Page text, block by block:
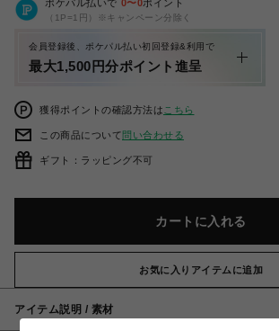
ポケパル払いで 0〜0ポイント
（1P=1円）※キャンペーン分除く
会員登録後、ポケパル払い初回登録&利用で
最大1,500円分ポイント進呈
獲得ポイントの確認方法は こちら
この商品について問い合わせる
ギフト：ラッピング不可
カートに入れる
お気に入りアイテムに追加
アイテム説明 / 素材